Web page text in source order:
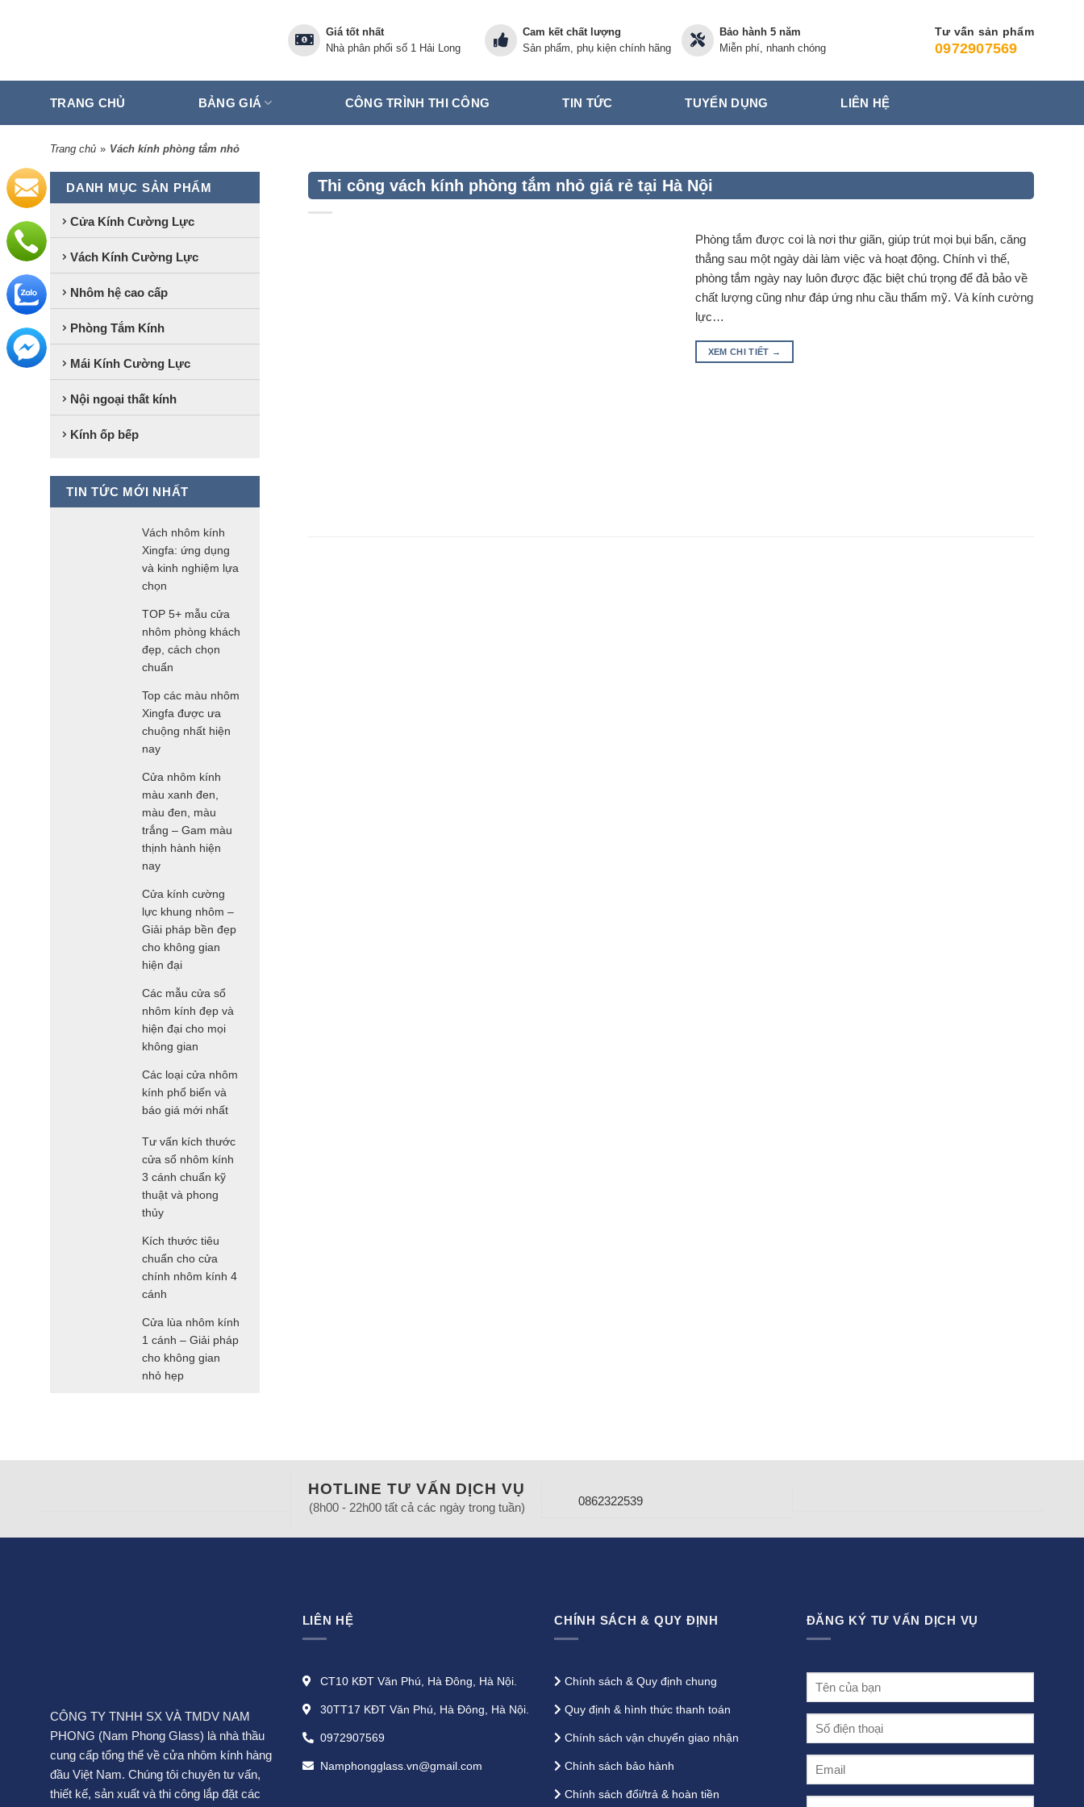
Giá tốt nhất
Nhà phân phối số 1 Hải Long
Cam kết chất lượng
Sản phẩm, phụ kiện chính hãng
Bảo hành 5 năm
Miễn phí, nhanh chóng
Tư vấn sản phẩm
0972907569
TRANG CHỦ BẢNG GIÁ CÔNG TRÌNH THI CÔNG TIN TỨC TUYỂN DỤNG LIÊN HỆ
Trang chủ » Vách kính phòng tắm nhỏ
DANH MỤC SẢN PHẨM
Cửa Kính Cường Lực
Vách Kính Cường Lực
Nhôm hệ cao cấp
Phòng Tắm Kính
Mái Kính Cường Lực
Nội ngoại thất kính
Kính ốp bếp
TIN TỨC MỚI NHẤT
Vách nhôm kính
Xingfa: ứng dụng
và kinh nghiệm lựa
chọn
TOP 5+ mẫu cửa
nhôm phòng khách
đẹp, cách chọn
chuẩn
Top các màu nhôm
Xingfa được ưa
chuộng nhất hiện
nay
Cửa nhôm kính
màu xanh đen,
màu đen, màu
trắng – Gam màu
thịnh hành hiện
nay
Cửa kính cường
lực khung nhôm –
Giải pháp bền đẹp
cho không gian
hiện đại
Các mẫu cửa sổ
nhôm kính đẹp và
hiện đại cho mọi
không gian
Các loại cửa nhôm
kính phổ biến và
báo giá mới nhất
Tư vấn kích thước
cửa sổ nhôm kính
3 cánh chuẩn kỹ
thuật và phong
thủy
Kích thước tiêu
chuẩn cho cửa
chính nhôm kính 4
cánh
Cửa lùa nhôm kính
1 cánh – Giải pháp
cho không gian
nhỏ hẹp
Thi công vách kính phòng tắm nhỏ giá rẻ tại Hà Nội
Phòng tắm được coi là nơi thư giãn, giúp trút mọi bụi bẩn, căng
thẳng sau một ngày dài làm việc và hoạt động. Chính vì thế,
phòng tắm ngày nay luôn được đặc biệt chú trọng để đả bảo về
chất lượng cũng như đáp ứng nhu cầu thẩm mỹ. Và kính cường
lực…
XEM CHI TIẾT →
HOTLINE TƯ VẤN DỊCH VỤ
(8h00 - 22h00 tất cả các ngày trong tuần) 0862322539
CÔNG TY TNHH SX VÀ TMDV NAM
PHONG (Nam Phong Glass) là nhà thầu
cung cấp tổng thể về cửa nhôm kính hàng
đầu Việt Nam. Chúng tôi chuyên tư vấn,
thiết kế, sản xuất và thi công lắp đặt các
LIÊN HỆ
CT10 KĐT Văn Phú, Hà Đông, Hà Nội.
30TT17 KĐT Văn Phú, Hà Đông, Hà Nội.
0972907569
Namphongglass.vn@gmail.com
CHÍNH SÁCH & QUY ĐỊNH
Chính sách & Quy định chung
Quy định & hình thức thanh toán
Chính sách vận chuyển giao nhận
Chính sách bảo hành
Chính sách đổi/trả & hoàn tiền
ĐĂNG KÝ TƯ VẤN DỊCH VỤ